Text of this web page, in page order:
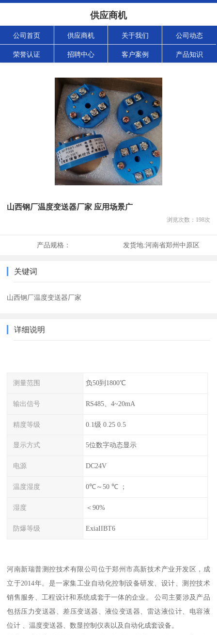
供应商机
公司首页 供应商机 关于我们 公司动态
荣誉认证 招聘中心 客户案例 产品知识
山西钢厂温度变送器厂家 应用场景广
浏览次数： 198次
产品规格： 发货地:河南省郑州中原区
关键词
山西钢厂温度变送器厂家
详细说明
测量范围 负50到1800℃
输出信号 RS485、4~20mA
精度等级 0.1级 0.25 0.5
显示方式 5位数字动态显示
电源 DC24V
温度湿度 0℃～50 ℃ ；
湿度 ＜90%
防爆等级 ExiaIIBT6
河南新瑞普测控技术有限公司位于郑州市高新技术产业开发区，成
立于2014年。是一家集工业自动化控制设备研发、设计、测控技术
销售服务、工程设计和系统成套于一体的企业。 公司主要涉及产品
包括压力变送器、差压变送器、液位变送器、雷达液位计、电容液
位计 、温度变送器、数显控制仪表以及自动化成套设备。